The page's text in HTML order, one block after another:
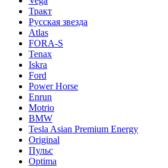
Тракт
Русская звезда
Atlas
FORA-S
Tenax
Iskra
Ford
Power Horse
Enrun
Motrio
BMW
Tesla Asian Premium Energy
Original
Пульс
Optima